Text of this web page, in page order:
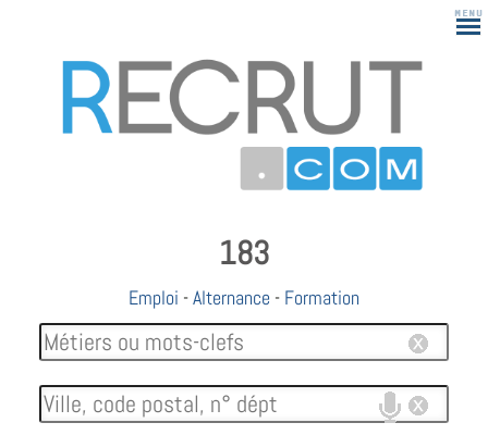
183
Emploi -Alternance - Formation